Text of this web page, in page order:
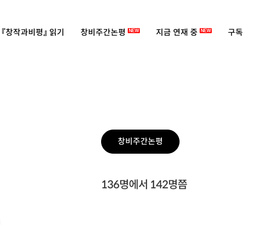
『창작과비평』 읽기 창비주간논평 NEW 지금 연재 중 NEW 구독
창비주간논평
136명에서 142명쯤